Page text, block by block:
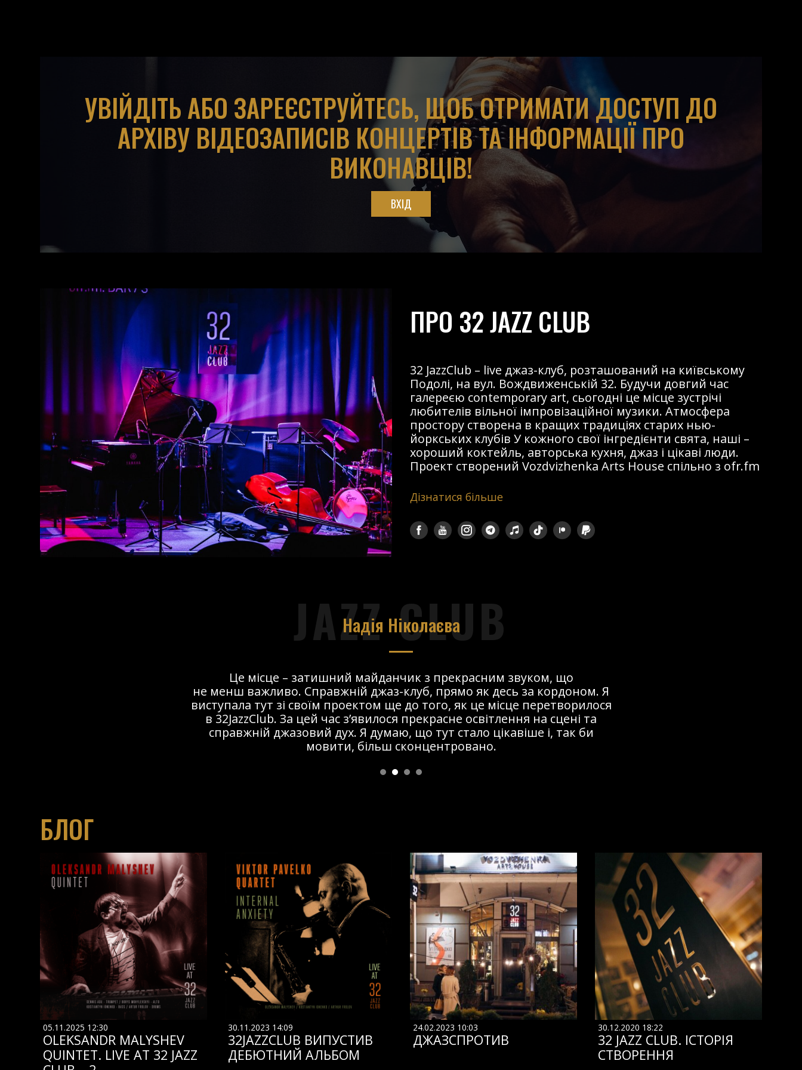
УВІЙДІТЬ АБО ЗАРЕЄСТРУЙТЕСЬ, ЩОБ ОТРИМАТИ ДОСТУП ДО
АРХІВУ ВІДЕОЗАПИСІВ КОНЦЕРТІВ ТА ІНФОРМАЦІЇ ПРО
ВИКОНАВЦІВ!
ВХІД
ПРО 32 JAZZ CLUB
32 JazzClub – live джаз-клуб, розташований на київському
Подолі, на вул. Вождвиженській 32. Будучи довгий час
галереєю contemporary art, сьогодні це місце зустрічі
любителів вільної імпровізаційної музики. Атмосфера
простору створена в кращих традиціях старих нью-
йоркських клубів У кожного свої інгредієнти свята, наші –
хороший коктейль, авторська кухня, джаз і цікаві люди.
Проект створений Vozdvizhenka Arts House спільно з ofr.fm
Дізнатися більше
JAZZ CLUB
Надія Ніколаєва
Це місце – затишний майданчик з прекрасним звуком, що
не менш важливо. Справжній джаз-клуб, прямо як десь за кордоном. Я
виступала тут зі своїм проектом ще до того, як це місце перетворилося
в 32JazzClub. За цей час з’явилося прекрасне освітлення на сцені та
справжній джазовий дух. Я думаю, що тут стало цікавіше і, так би
мовити, більш сконцентровано.
БЛОГ
05.11.2025 12:30
OLEKSANDR MALYSHEV
QUINTET. LIVE AT 32 JAZZ
30.11.2023 14:09
32JAZZCLUB ВИПУСТИВ
ДЕБЮТНИЙ АЛЬБОМ
24.02.2023 10:03
ДЖАЗСПРОТИВ
30.12.2020 18:22
32 JAZZ CLUB. ІСТОРІЯ
СТВОРЕННЯ